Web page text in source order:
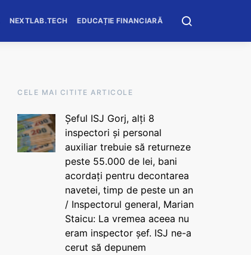
NEXTLAB.TECH EDUCAȚIE FINANCIARĂ
CELE MAI CITITE ARTICOLE
Șeful ISJ Gorj, alți 8
inspectori și personal
auxiliar trebuie să returneze
peste 55.000 de lei, bani
acordați pentru decontarea
navetei, timp de peste un an
/ Inspectorul general, Marian
Staicu: La vremea aceea nu
eram inspector șef. ISJ ne-a
cerut să depunem